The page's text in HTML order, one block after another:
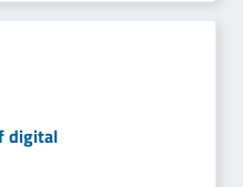
digital